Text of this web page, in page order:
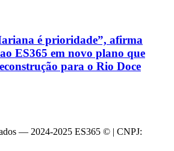
é prioridade”, afirma
ES365 em novo plano que
para o Rio Doce
— 2024-2025 ES365 © | CNPJ: